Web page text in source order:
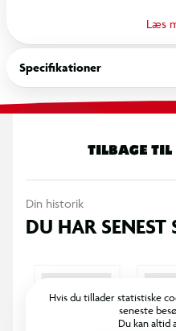
ingen tid! Piskeriset, som kan
realistisk legesjov. Med
smør og et æg kan de
røreskålen, dejrullen og
bageblandingen, der lukkes
"bagevejledninger" som
bagepladen med dejrullen!
med Compact Play Kitchen
Læs
Specifikationer
TILBAGE TIL
Din historik
DU HAR SENEST
Hvis du tillader statistiske
seneste
Du kan altid